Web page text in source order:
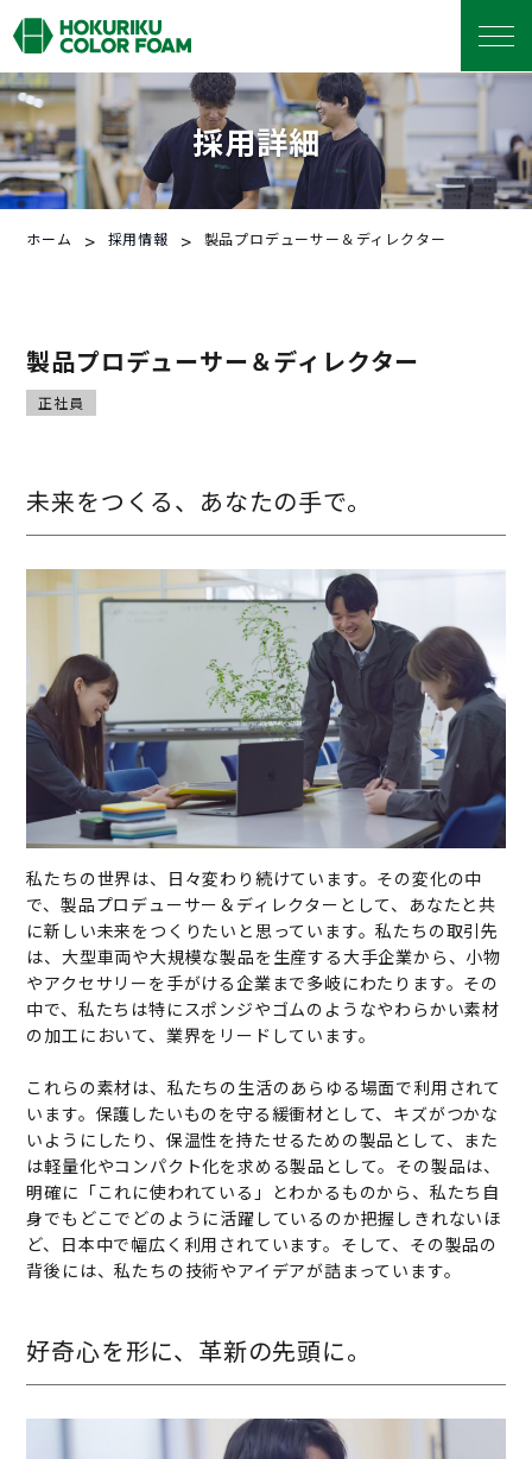
採用詳細
ホーム > 採用情報 > 製品プロデューサー＆ディレクター
製品プロデューサー＆ディレクター
正社員
未来をつくる、あなたの手で。
私たちの世界は、日々変わり続けています。その変化の中
で、製品プロデューサー＆ディレクターとして、あなたと共
に新しい未来をつくりたいと思っています。私たちの取引先
は、大型車両や大規模な製品を生産する大手企業から、小物
やアクセサリーを手がける企業まで多岐にわたります。その
中で、私たちは特にスポンジやゴムのようなやわらかい素材
の加工において、業界をリードしています。
これらの素材は、私たちの生活のあらゆる場面で利用されて
います。保護したいものを守る緩衝材として、キズがつかな
いようにしたり、保温性を持たせるための製品として、また
は軽量化やコンパクト化を求める製品として。その製品は、
明確に「これに使われている」とわかるものから、私たち自
身でもどこでどのように活躍しているのか把握しきれないほ
ど、日本中で幅広く利用されています。そして、その製品の
背後には、私たちの技術やアイデアが詰まっています。
好奇心を形に、革新の先頭に。